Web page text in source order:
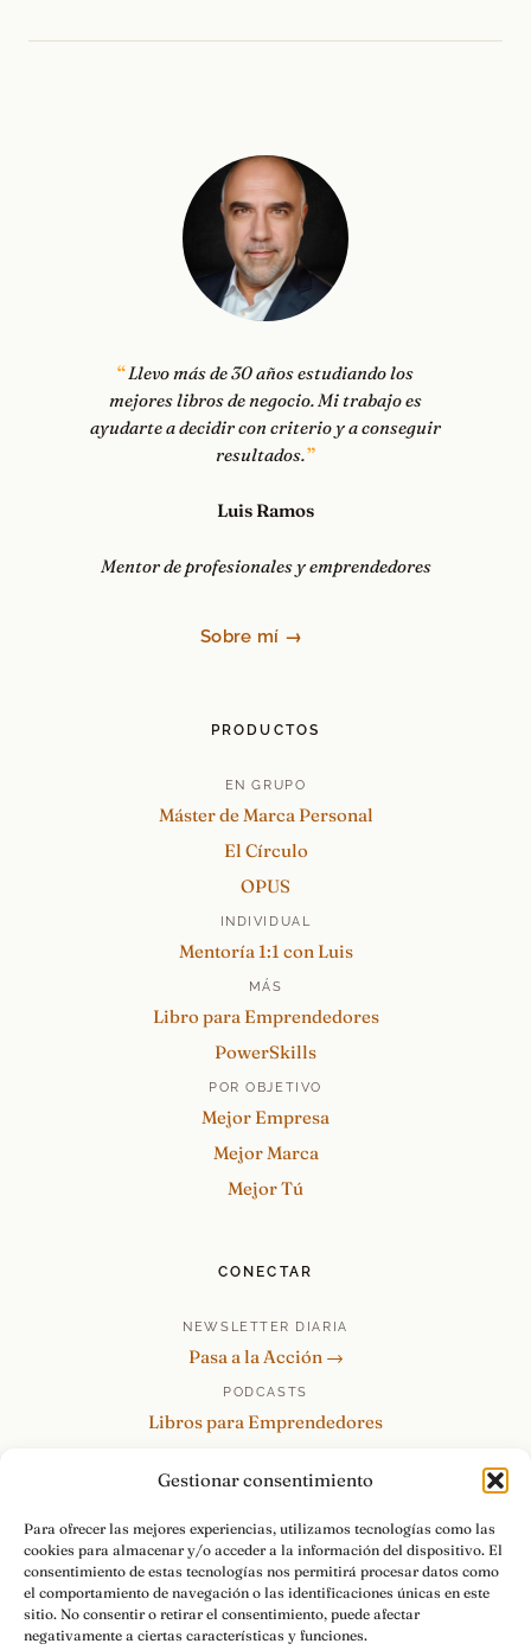
Gestionar consentimiento
Para ofrecer las mejores experiencias, utilizamos tecnologías como las
cookies para almacenar y/o acceder a la información del dispositivo. El
consentimiento de estas tecnologías nos permitirá procesar datos como
el comportamiento de navegación o las identificaciones únicas en este
sitio. No consentir o retirar el consentimiento, puede afectar
negativamente a ciertas características y funciones.
Llevo más de 30 años estudiando los
mejores libros de negocio. Mi trabajo es
ayudarte a decidir con criterio y a conseguir
resultados.
Luis Ramos
Mentor de profesionales y emprendedores
Sobre mí →
PRODUCTOS
EN GRUPO
Máster de Marca Personal
El Círculo
OPUS
INDIVIDUAL
Mentoría 1:1 con Luis
MÁS
Libro para Emprendedores
PowerSkills
POR OBJETIVO
Mejor Empresa
Mejor Marca
Mejor Tú
CONECTAR
NEWSLETTER DIARIA
Pasa a la Acción →
PODCASTS
Libros para Emprendedores
re:Invéntate / PowerSkills
MENTOR360
HABLAMOS
Contacto y consultas →